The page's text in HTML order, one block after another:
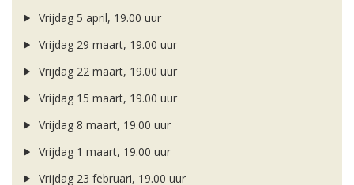
Vrijdag 5 april, 19.00 uur
Vrijdag 29 maart, 19.00 uur
Vrijdag 22 maart, 19.00 uur
Vrijdag 15 maart, 19.00 uur
Vrijdag 8 maart, 19.00 uur
Vrijdag 1 maart, 19.00 uur
Vrijdag 23 februari, 19.00 uur